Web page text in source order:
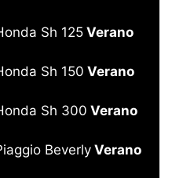
Sh 125 Verano
Sh 150 Verano
Sh 300 Verano
Beverly Verano